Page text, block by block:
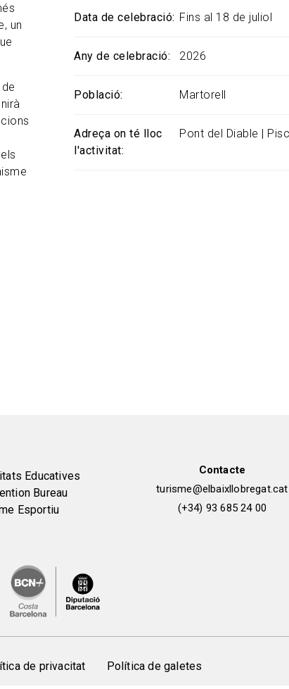
un
Data de celebració Fins al 18 de juliol
Any de celebració 2026
Població Martorell
Adreça on té lloc
l'activitat
Pont del Diable |
Educatives
Bureau
Esportiu
Contacte
turisme@elbaixllobregat.cat
(+34) 93 685 24 00
de privacitat Política de galetes